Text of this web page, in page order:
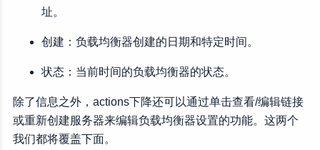
址。
创建：负载均衡器创建的日期和特定时间。
状态：当前时间的负载均衡器的状态。
除了信息之外，actions下降还可以通过单击查看/编辑链接
或重新创建服务器来编辑负载均衡器设置的功能。这两个
我们都将覆盖下面。